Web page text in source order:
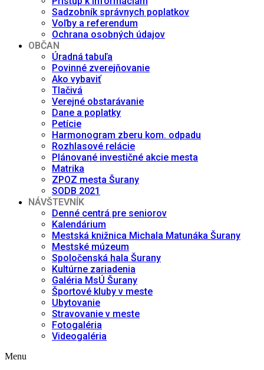
Sadzobník správnych poplatkov
Voľby a referendum
Ochrana osobných údajov
OBČAN
Úradná tabuľa
Povinné zverejňovanie
Ako vybaviť
Tlačivá
Verejné obstarávanie
Dane a poplatky
Petície
Harmonogram zberu kom. odpadu
Rozhlasové relácie
Plánované investičné akcie mesta
Matrika
ZPOZ mesta Šurany
SODB 2021
NÁVŠTEVNÍK
Denné centrá pre seniorov
Kalendárium
Mestská knižnica Michala Matunáka Šurany
Mestské múzeum
Spoločenská hala Šurany
Kultúrne zariadenia
Galéria MsÚ Šurany
Športové kluby v meste
Ubytovanie
Stravovanie v meste
Fotogaléria
Videogaléria
Menu